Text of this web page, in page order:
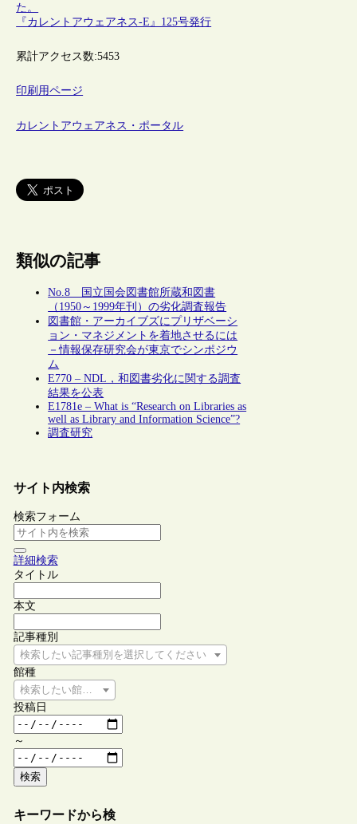
た。
『カレントアウェアネス-E』125号発行
累計アクセス数:5453
印刷用ページ
カレントアウェアネス・ポータル
類似の記事
No.8 国立国会図書館所蔵和図書
（1950～1999年刊）の劣化調査報告
図書館・アーカイブズにプリザベーシ
ョン・マネジメントを着地させるには
－情報保存研究会が東京でシンポジウ
ム
E770 – NDL，和図書劣化に関する調査
結果を公表
E1781e – What is “Research on Libraries as
well as Library and Information Science”?
調査研究
サイト内検索
検索フォーム
詳細検索
タイトル
本文
記事種別
検索したい記事種別を選択してください
館種
検索したい館種を選択してください
投稿日
～
検索
キーワードから検